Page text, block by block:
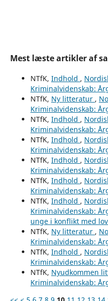
Mest læste artikler af
NTfK, Indhold ,
Kriminalvidenskab:
NTfK, Ny litteratur ,
Kriminalvidenskab:
NTfK, Indhold ,
Kriminalvidenskab:
NTfK, Indhold ,
Kriminalvidenskab:
NTfK, Indhold ,
Kriminalvidenskab:
NTfK, Indhold ,
Kriminalvidenskab:
NTfK, Indhold ,
Kriminalvidenskab:
unge i konflikt med
NTfK, Ny litteratur ,
Kriminalvidenskab:
NTfK, Indhold ,
Kriminalvidenskab:
NTfK, Nyudkommen
Kriminalvidenskab: